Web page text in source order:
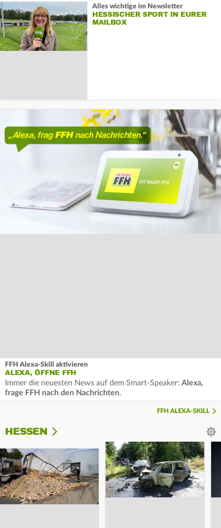
Alles wichtige im Newsletter
HESSISCHER SPORT IN EURER
MAILBOX
FFH Alexa-Skill aktivieren
ALEXA, ÖFFNE FFH
Immer die neuesten News auf dem Smart-Speaker: Alexa,
frage FFH nach den Nachrichten.
FFH ALEXA-SKILL
HESSEN